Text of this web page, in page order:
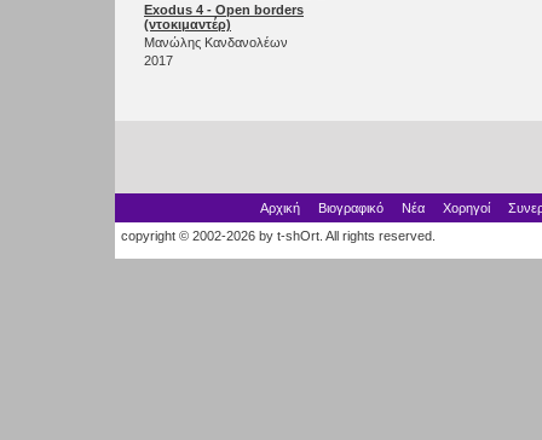
Exodus 4 - Open borders
(ντοκιμαντέρ)
Μανώλης Κανδανολέων
2017
Αρχική Βιογραφικό Νέα Χορηγοί
copyright © 2002-2026 by t-shOrt. All rights reserved.